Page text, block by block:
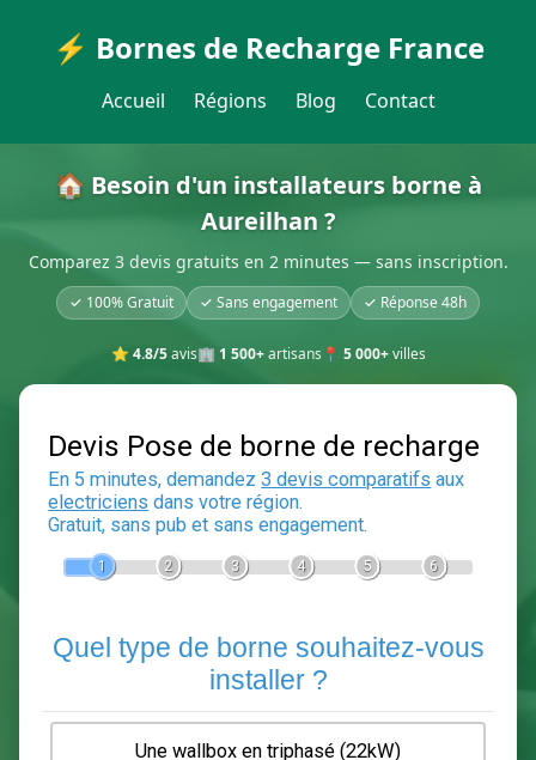
⚡ Bornes de Recharge France
Accueil Régions Blog Contact
🏠 Besoin d'un installateurs borne à
Aureilhan ?
Comparez 3 devis gratuits en 2 minutes — sans inscription.
✓ 100% Gratuit ✓ Sans engagement ✓ Réponse 48h
⭐ 4.8/5avis🏢 1 500+artisans 📍 5 000+villes
Devis Pose de borne de
En 5 minutes, demandez3 devis comparatifs
Gratuit, sans pub et sans engagement.
2 3 6